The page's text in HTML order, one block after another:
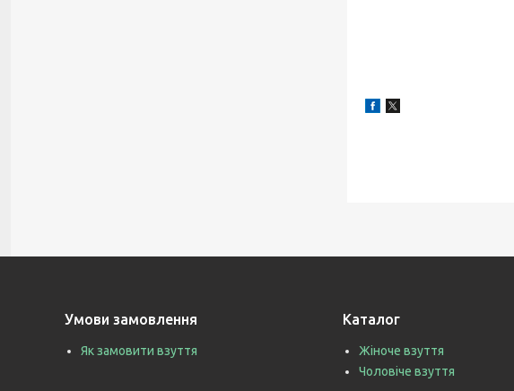
Умови замовлення
Як замовити взуття
Каталог
Жіноче взуття
Чоловіче взуття